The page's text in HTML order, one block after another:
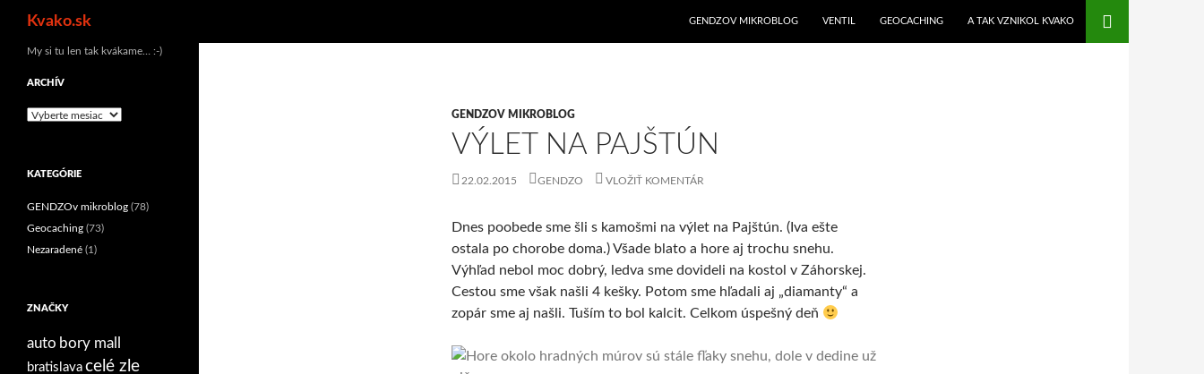
Preskočiť
Kvako.sk GENDZOV MIKROBLOG VENTIL GEOCACHING A TAK VZNIKOL KVAKO
GENDZOV MIKROBLOG
VÝLET NA PAJŠTÚN
22.02.2015 GENDZO VLOŽIŤ KOMENTÁR
Dnes poobede sme šli s kamošmi na výlet na Pajštún. (Iva ešte
ostala po chorobe doma.) Všade blato a hore aj trochu snehu.
Výhľad nebol moc dobrý, ledva sme dovideli na kostol v Záhorskej.
Cestou sme však našli 4 kešky. Potom sme hľadali aj „diamanty“ a
zopár sme aj našli. Tuším to bol kalcit. Celkom úspešný deň
My si tu len tak kvákame… :-)
ARCHÍV
Archív
KATEGÓRIE
GENDZOv mikroblog (78)
Geocaching (73)
Nezaradené (1)
ZNAČKY
auto bory mall
bratislava celé zle